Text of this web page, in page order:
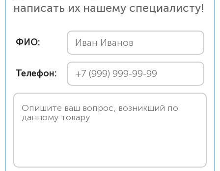
написать их нашему специалисту!
ФИО:
Телефон: